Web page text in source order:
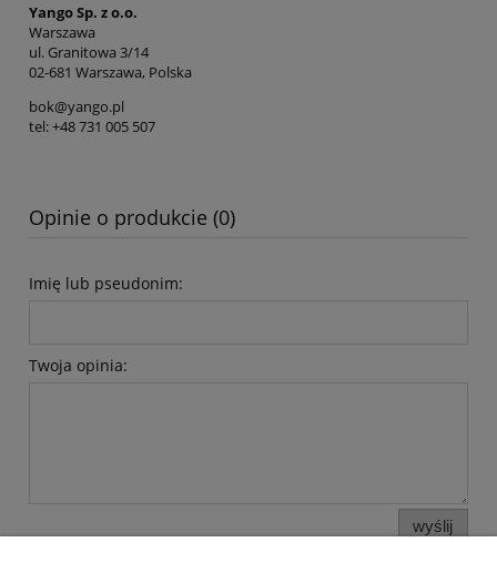
Yango Sp. z o.o.
Warszawa
ul. Granitowa 3/14
02-681 Warszawa, Polska
bok@yango.pl
tel: +48 731 005 507
Opinie o produkcie (0)
Imię lub pseudonim:
Twoja opinia:
wyślij